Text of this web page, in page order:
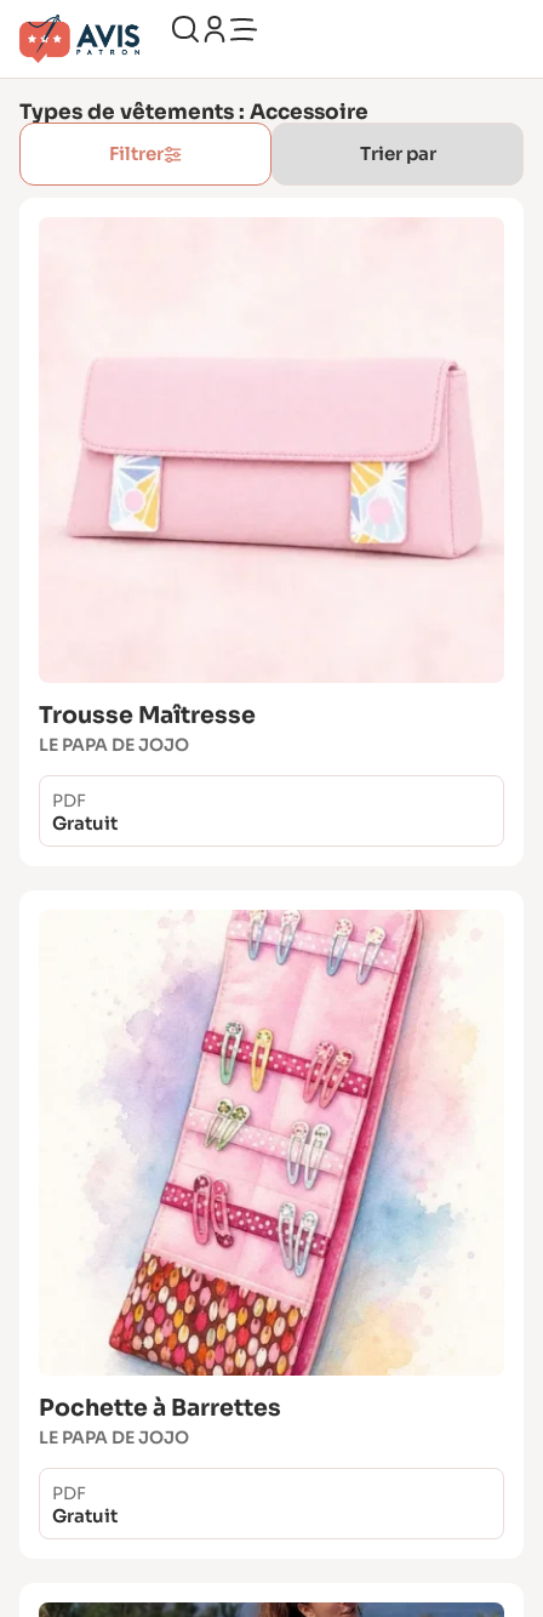
Types de vêtements : Accessoire
Filtrer
Trousse Maîtresse
LE PAPA DE JOJO
PDF
Gratuit
Pochette à Barrettes
LE PAPA DE JOJO
PDF
Gratuit